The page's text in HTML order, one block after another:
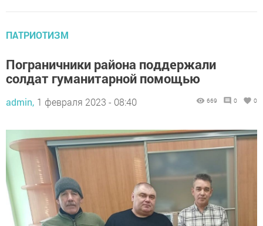
ПАТРИОТИЗМ
Пограничники района поддержали
солдат гуманитарной помощью
admin, 1 февраля 2023 - 08:40 669 0 0